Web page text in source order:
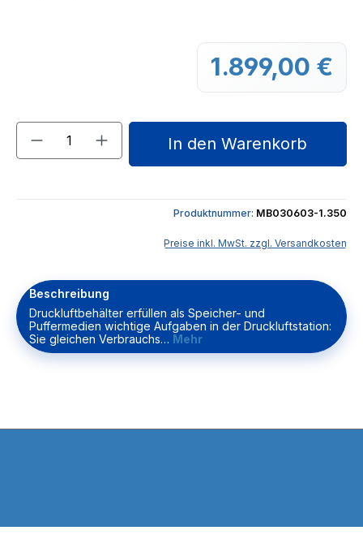
1.899,00 €
Produkt Anzahl: Gib den gewünschten
In den Warenkorb
Produktnummer: MB030603-1.350
Preise inkl. MwSt. zzgl. Versandkosten
Beschreibung
Druckluftbehälter erfüllen als Speicher- und
Puffermedien wichtige Aufgaben in der Druckluftstation:
Sie gleichen Verbrauchs… Mehr